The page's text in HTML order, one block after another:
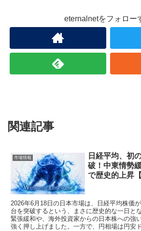
eternalnetをフォロー
関連記事
市場情報
日経平均、初
破！中東情勢
で歴史的上昇【
2026年6月18日の日本市場は、日経平均株価
台を突破するという、まさに歴史的な一日と
緊張緩和や、海外投資家からの日本株への強
強く押し上げました。一方で、円相場は円安